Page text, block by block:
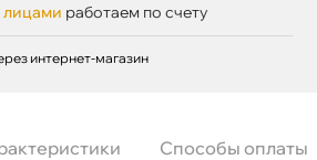
работаем по счету
интернет-магазин
Способы оплаты